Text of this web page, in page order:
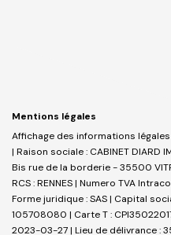
Mentions légales
Affichage des informations légales :
| Raison sociale : CABINET DIARD
Bis rue de la borderie - 35500
RCS : RENNES | Numero TVA
Forme juridique : SAS | Capital
105708080 | Carte T :
2023-03-27 | Lieu de délivrance :